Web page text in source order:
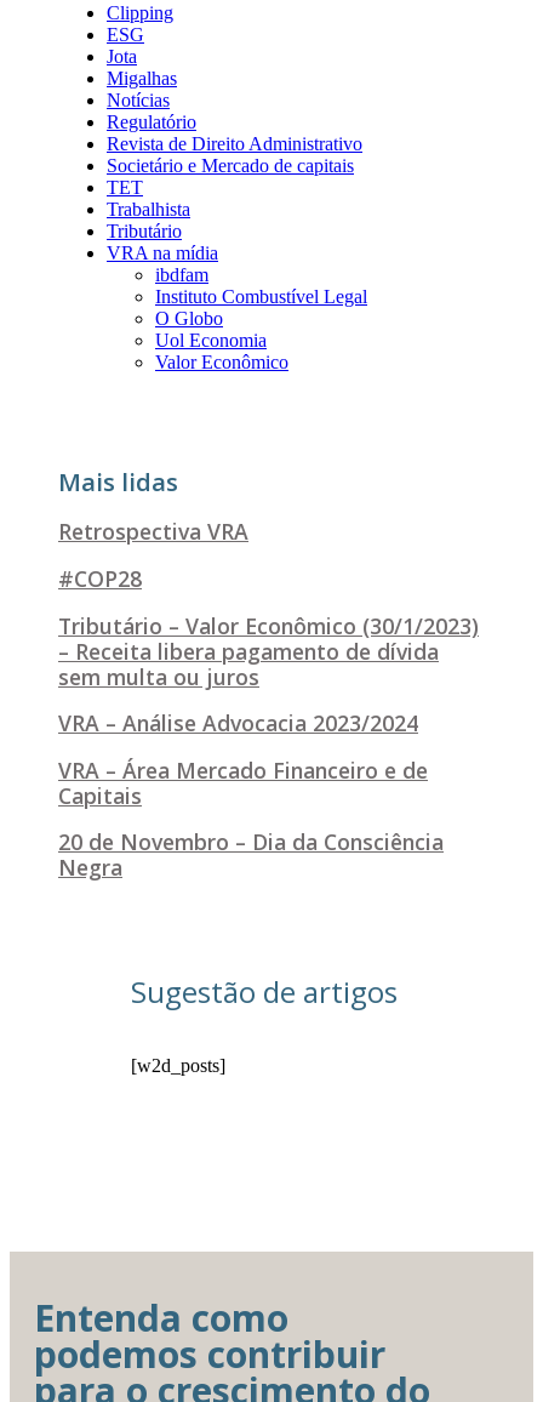
Clipping
ESG
Jota
Migalhas
Notícias
Regulatório
Revista de Direito Administrativo
Societário e Mercado de capitais
TET
Trabalhista
Tributário
VRA na mídia
ibdfam
Instituto Combustível Legal
O Globo
Uol Economia
Valor Econômico
Mais lidas
Retrospectiva VRA
#COP28
Tributário – Valor Econômico (30/1/2023)
– Receita libera pagamento de dívida
sem multa ou juros
VRA – Análise Advocacia 2023/2024
VRA – Área Mercado Financeiro e de
Capitais
20 de Novembro – Dia da Consciência
Negra
Sugestão de artigos
[w2d_posts]
Entenda como
podemos contribuir
para o crescimento do